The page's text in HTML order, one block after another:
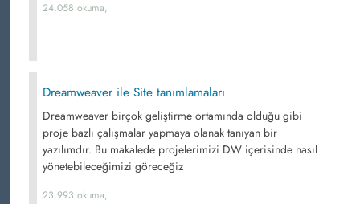
24,058 okuma,
Dreamweaver ile Site tanımlamaları
Dreamweaver birçok geliştirme ortamında olduğu gibi
proje bazlı çalışmalar yapmaya olanak tanıyan bir
yazılımdır. Bu makalede projelerimizi DW içerisinde nasıl
yönetebileceğimizi göreceğiz
23,993 okuma,